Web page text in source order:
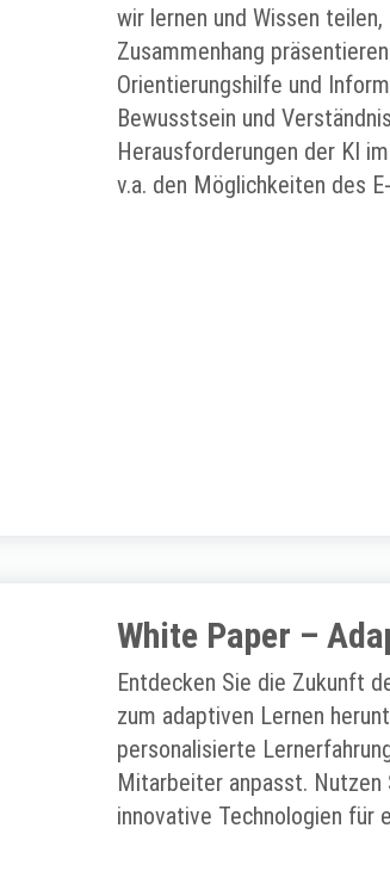
wir lernen und Wissen
Zusammenhang
Orientierungshilfe und
Bewusstsein und
Herausforderungen der KI
v.a. den Möglichkeiten des
White Paper –
Entdecken Sie die Zukunft
zum adaptiven Lernen
personalisierte
Mitarbeiter anpasst.
innovative Technologien für